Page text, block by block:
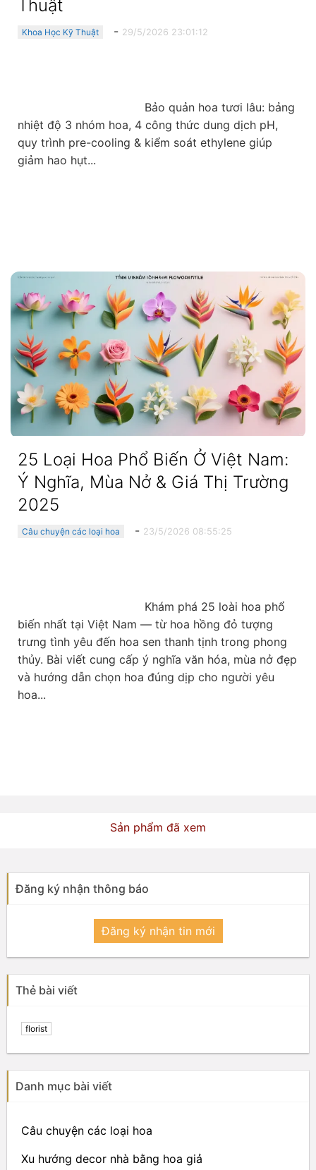
Thuật
Khoa Học Kỹ Thuật - 29/5/2026 23:01:12
nhiệt độ 3 nhóm hoa, 4 công thức dung dịch pH,
quy trình pre-cooling & kiểm soát ethylene giúp
giảm hao hụt...
25 Loại Hoa Phổ Biến Ở Việt Nam:
Ý Nghĩa, Mùa Nở & Giá Thị Trường
2025
Câu chuyện các loại hoa - 23/5/2026 08:55:25
biến nhất tại Việt Nam — từ hoa hồng đỏ tượng
trưng tình yêu đến hoa sen thanh tịnh trong phong
thủy. Bài viết cung cấp ý nghĩa văn hóa, mùa nở đẹp
và hướng dẫn chọn hoa đúng dịp cho người yêu
hoa...
Sản phẩm đã xem
Đăng ký nhận thông báo
Đăng ký nhận tin mới
Thẻ bài viết
florist
Danh mục bài viết
Câu chuyện các loại hoa
Xu hướng decor nhà bằng hoa giả